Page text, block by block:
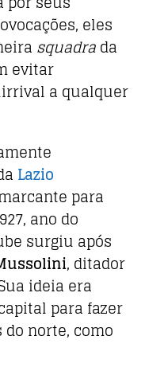
eles
squadrada
evitar
a qualquer
Lazio
para
ano do
surgiu após
, ditador
ideia era
para fazer
norte, como